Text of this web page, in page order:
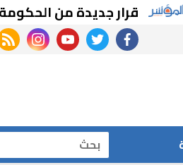
قرار جديدة من الحكومة
facebook
twitter
youtube
بحث